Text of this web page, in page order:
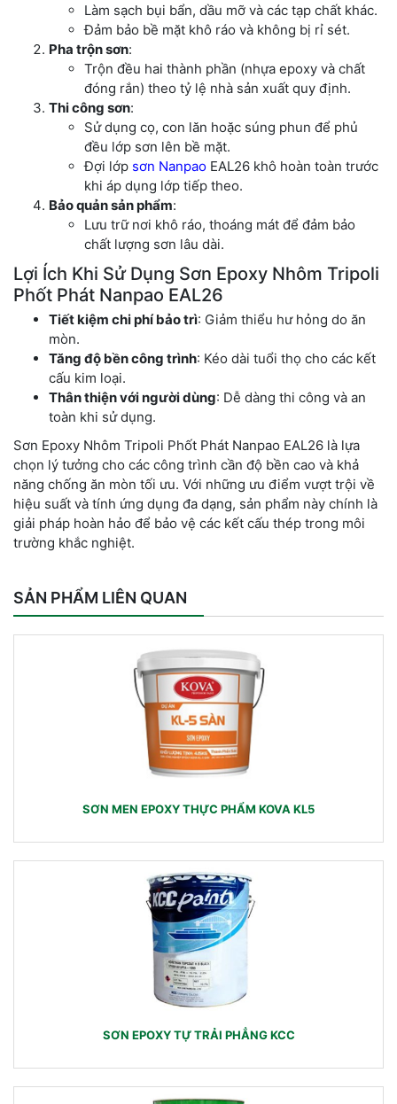
Làm sạch bụi bẩn, dầu mỡ và các tạp chất khác.
Đảm bảo bề mặt khô ráo và không bị rỉ sét.
Pha trộn sơn:
Trộn đều hai thành phần (nhựa epoxy và chất
đóng rắn) theo tỷ lệ nhà sản xuất quy định.
Thi công sơn:
Sử dụng cọ, con lăn hoặc súng phun để phủ
đều lớp sơn lên bề mặt.
Đợi lớp sơn Nanpao EAL26 khô hoàn toàn trước
khi áp dụng lớp tiếp theo.
Bảo quản sản phẩm:
Lưu trữ nơi khô ráo, thoáng mát để đảm bảo
chất lượng sơn lâu dài.
Lợi Ích Khi Sử Dụng Sơn Epoxy Nhôm Tripoli
Phốt Phát Nanpao EAL26
Tiết kiệm chi phí bảo trì: Giảm thiểu hư hỏng do ăn
mòn.
Tăng độ bền công trình: Kéo dài tuổi thọ cho các kết
cấu kim loại.
Thân thiện với người dùng: Dễ dàng thi công và an
toàn khi sử dụng.
Sơn Epoxy Nhôm Tripoli Phốt Phát Nanpao EAL26 là lựa
chọn lý tưởng cho các công trình cần độ bền cao và khả
năng chống ăn mòn tối ưu. Với những ưu điểm vượt trội về
hiệu suất và tính ứng dụng đa dạng, sản phẩm này chính là
giải pháp hoàn hảo để bảo vệ các kết cấu thép trong môi
trường khắc nghiệt.
SẢN PHẨM LIÊN QUAN
SƠN MEN EPOXY THỰC PHẨM KOVA KL5
SƠN EPOXY TỰ TRẢI PHẲNG KCC